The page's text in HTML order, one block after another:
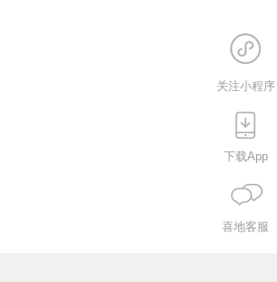
关注小程序
下载App
喜地客服